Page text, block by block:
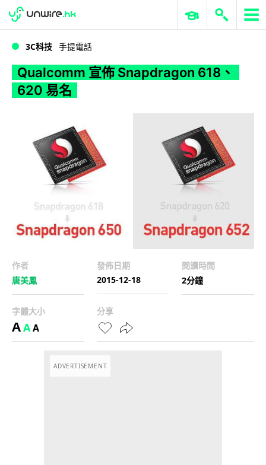
WWDC 2026 ERP 與商業 AI
3C科技 手提電話
Qualcomm 宣佈 Snapdragon 618、
620 易名
作者
唐美鳳
發佈日期
2015-12-18
閱讀時間
2分鐘
字體大小
AAA
分享
ADVERTISEMENT